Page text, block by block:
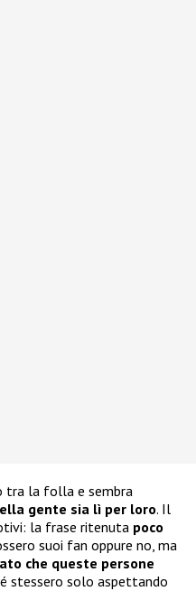
tra la folla e sembra
gente sia lì per loro. Il
la frase ritenuta poco
suoi fan oppure no, ma
che queste persone
stessero solo aspettando